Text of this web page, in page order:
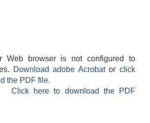
Web browser is not configured to
Download adobe Acrobatorclick
the PDF file.
Click here to download the PDF